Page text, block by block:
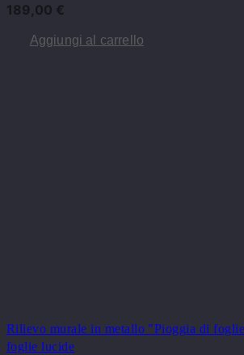
189,00 €
Aggiungi al carrello
Rilievo murale in metallo "Pioggia di
foglie lucide